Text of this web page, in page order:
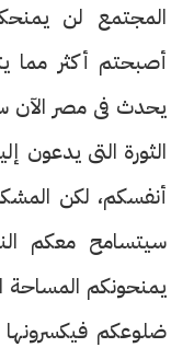
المجتمع لن
أصبحتم أكثر مما
يحدث فى مصر
الثورة التى يدعون
أنفسكم، لكن
سيتسامح معكم
يمنحونكم المساحة
ضلوعكم